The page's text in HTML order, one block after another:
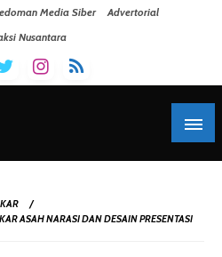
Media Siber
Advertorial
Nusantara
ASAH NARASI DAN DESAIN PRESENTASI